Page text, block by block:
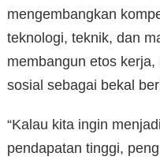
mengembangkan
teknologi, teknik, dan
membangun etos
sosial sebagai bekal
“Kalau kita ingin
pendapatan tinggi,